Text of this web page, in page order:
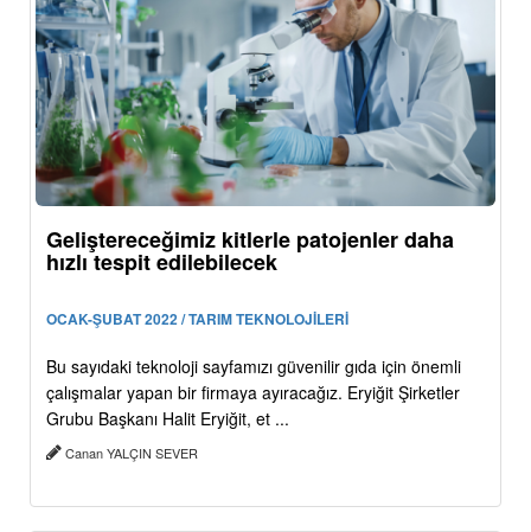
Geliştereceğimiz kitlerle patojenler daha
hızlı tespit edilebilecek
OCAK-ŞUBAT 2022 / TARIM TEKNOLOJİLERİ
Bu sayıdaki teknoloji sayfamızı güvenilir gıda için önemli
çalışmalar yapan bir firmaya ayıracağız. Eryiğit Şirketler
Grubu Başkanı Halit Eryiğit, et ...
Canan YALÇIN SEVER